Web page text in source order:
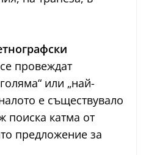
провеждат
или „най-
е съществувало
поиска катма от
предложение за